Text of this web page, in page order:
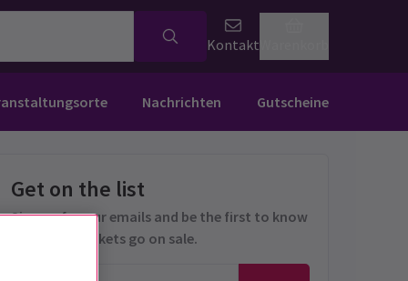
Kontakt
Nachrichten Gutscheine
Get on the list
Sign up for our emails and be the first to know
as soon as tickets go on sale.